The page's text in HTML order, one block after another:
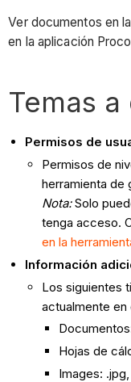
Ver documentos en
en la aplicación
Temas
Permisos de
Permisos de
herramienta
Nota:Solo
tenga acceso.
en la
Información
Los siguientes
actualmente en
Hojas de
Images: